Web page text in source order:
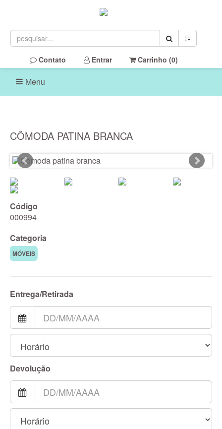
Contato Entrar Carrinho (0)
Menu
CÔMODA PATINA BRANCA
Código
000994
Categoria
MÓVEIS
Entrega/Retirada
Devolução